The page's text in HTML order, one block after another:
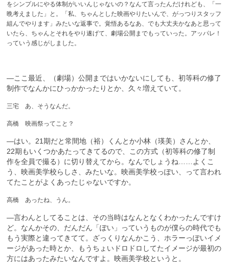
をシンプルにやる体制がいいんじゃないの？なんて言ったんだけれども、「一
晩考えました」と。「私、ちゃんとした映画やりたいんで、がっつりスタッフ
組んでやります」みたいな返事で。覚悟あるなあ、でも大丈夫かなあと思って
いたら、ちゃんとそれをやり遂げて、劇場公開までもっていった。アッパレ！
っていう感じがしました。
—ここ最近、（劇場）公開まではいかないにしても、初等科の修了
制作でなんかにひっかかったりとか、久々増えていて。
三宅 あ、そうなんだ。
高橋 映画祭ってこと？
—はい。21期だと常間地（裕）くんとか小林（瑛美）さんとか、
22期もいくつかあたってきてるので、この方式（初等科の修了制
作を全員で撮る）に切り替えてから。なんでしょうね……よくこ
う、映画美学校らしさ、みたいな。映画美学校っぽい、って言われ
てたことがよくあったじゃないですか。
高橋 あったね、うん。
—言わんとしてることは、その当時はなんとなくわかったんですけ
ど。なんかその、だんだん「ぽい」っていうものが僕らの時代でも
もう実際と違ってきてて。ざっくりなんかこう、ホラーっぽいイメ
ージがあった時とか、もうちょいドロドロしてたイメージが最初の
方にはあったみたいなんですよ。映画美学校というと。